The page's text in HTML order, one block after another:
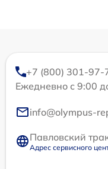
+7 (800) 301-97-
Ежедневно с 9:00
info@olympus-
Павловский
Адрес сервисного